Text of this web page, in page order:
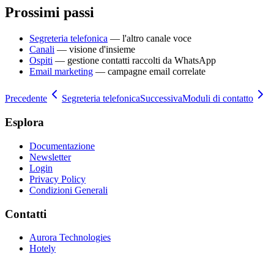
Prossimi passi
Segreteria telefonica — l'altro canale voce
Canali — visione d'insieme
Ospiti — gestione contatti raccolti da WhatsApp
Email marketing — campagne email correlate
Precedente Segreteria telefonicaSuccessivaModuli di contatto
Esplora
Documentazione
Newsletter
Login
Privacy Policy
Condizioni Generali
Contatti
Aurora Technologies
Hotely